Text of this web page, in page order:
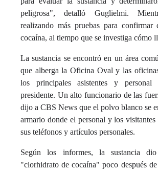
peligrosa", detalló Guglielmi.
realizando más pruebas para confirmar
cocaína, al tiempo que se investiga cómo
La sustancia se encontró en un área
que alberga la Oficina Oval y las
los principales asistentes y
presidente. Un alto funcionario de las
dijo a CBS News que el polvo blanco se
armario donde el personal y los visitantes
sus teléfonos y artículos personales.
Según los informes, la sustancia
"clorhidrato de cocaína" poco después de